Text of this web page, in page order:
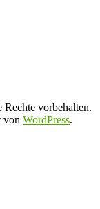
Rechte vorbehalten.
von WordPress.